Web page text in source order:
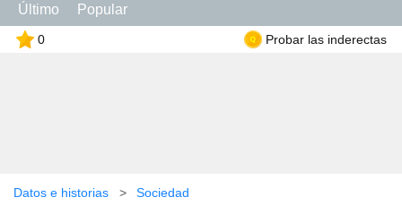
Último Popular
0 Probar las inderectas
Datos e historias Sociedad